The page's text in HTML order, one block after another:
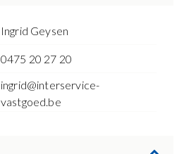
Ingrid Geysen
0475 20 27 20
ingrid@interservice-
vastgoed.be